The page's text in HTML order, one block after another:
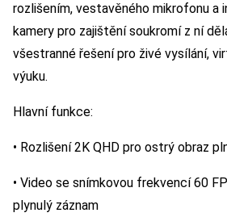
rozlišením, vestavěného mikrofonu a
kamery pro zajištění soukromí z ní
všestranné řešení pro živé vysílání,
výuku.
Hlavní funkce:
• Rozlišení 2K QHD pro ostrý obraz
• Video se snímkovou frekvencí 60
plynulý záznam